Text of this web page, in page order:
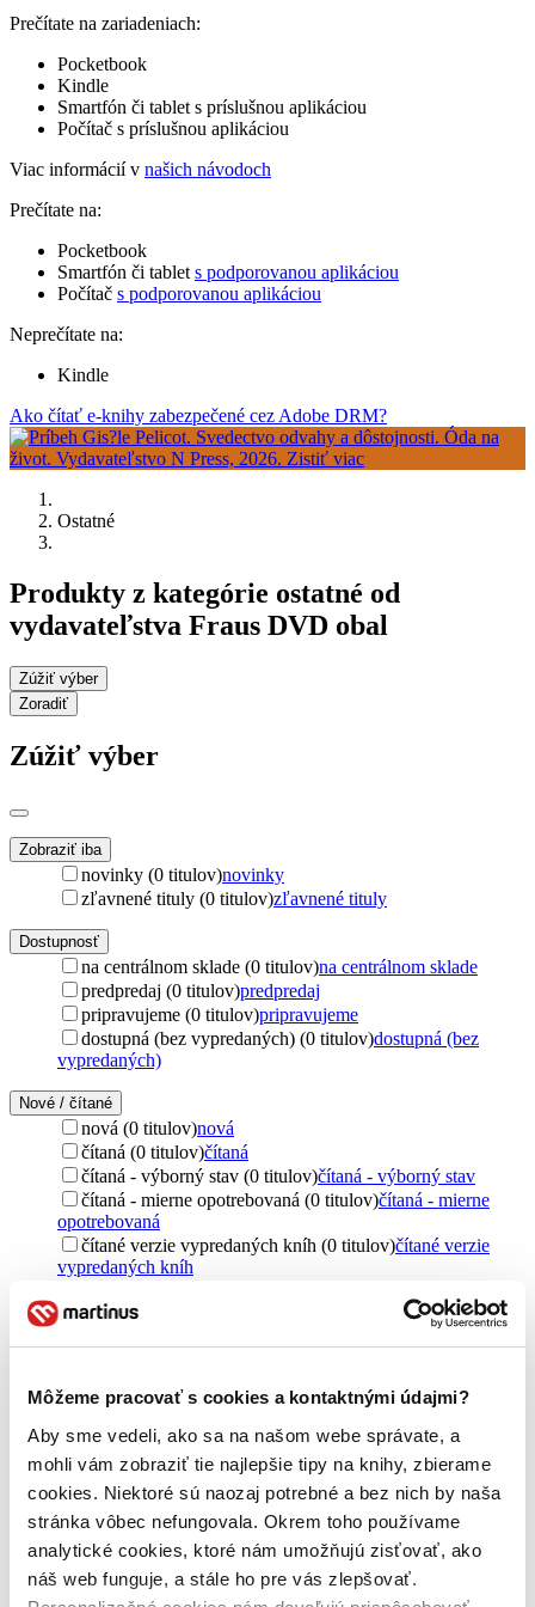
Môžeme pracovať s cookies a kontaktnými údajmi?
Aby sme vedeli, ako sa na našom webe správate, a
mohli vám zobraziť tie najlepšie tipy na knihy, zbierame
cookies. Niektoré sú naozaj potrebné a bez nich by naša
stránka vôbec nefungovala. Okrem toho používame
analytické cookies, ktoré nám umožňujú zisťovať, ako
náš web funguje, a stále ho pre vás zlepšovať.
Prečítate na zariadeniach:
Pocketbook
Kindle
Smartfón či tablet s príslušnou aplikáciou
Počítač s príslušnou aplikáciou
Viac informácií v našich návodoch
Prečítate na:
Pocketbook
Smartfón či tablet s podporovanou aplikáciou
Počítač s podporovanou aplikáciou
Neprečítate na:
Kindle
Ako čítať e-knihy zabezpečené cez Adobe DRM?
Ostatné
Produkty z kategórie ostatné od
vydavateľstva Fraus DVD obal
Zúžiť výber
Zoradiť
Zúžiť výber
Zobraziť iba
novinky (0 titulov)novinky
zľavnené tituly (0 titulov)zľavnené tituly
Dostupnosť
na centrálnom sklade (0 titulov)na centrálnom sklade
predpredaj (0 titulov)predpredaj
pripravujeme (0 titulov)pripravujeme
dostupná (bez vypredaných) (0 titulov)dostupná (bez
vypredaných)
Nové / čítané
nová (0 titulov)nová
čítaná (0 titulov)čítaná
čítaná - výborný stav (0 titulov)čítaná - výborný stav
čítaná - mierne opotrebovaná (0 titulov)čítaná - mierne
opotrebovaná
čítané verzie vypredaných kníh (0 titulov)čítané verzie
vypredaných kníh
Vydavateľstvo
CD obal (1 titul)CD obal 1
DVD obal (1 titul)
DVD obal
Zúžiť výber
Zoradiť